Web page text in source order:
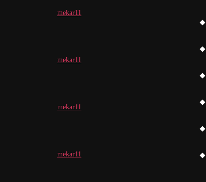
mekar11
mekar11
mekar11
mekar11